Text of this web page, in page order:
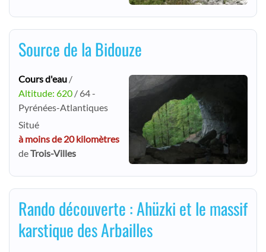
Source de la Bidouze
Cours d'eau /
Altitude: 620 / 64 -
Pyrénées-Atlantiques
Situé
à moins de 20 kilomètres
deTrois-Villes
Rando découverte : Ahüzki et le massif
karstique des Arbailles